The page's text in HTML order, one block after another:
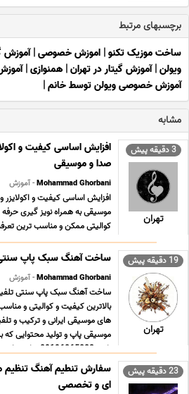
برچسبهای مرتبط
ساخت موزیک تکنو| اموزش خصوصی|آموزش
ویولن|آموزش گیتار در تهران| همنوازی|
آموزش خصوصی ویولن توسط خانم|
مشابه
3 دقیقه پیش
تهران
افزایش اساسی کیفیت و
صدا و موسیقی
Mohammad Ghorbani- آموزش
افزایش اساسی کیفیت و
موسیقی به همراه نویز گیری
های فعال همین خط تلگرام
ارتباط از طریق آیدی همه پیام
19 دقیقه پیش
تهران
ساخت آهنگ سبک پاپ سنتی
Mohammad Ghorbani- آموزش
ساخت آهنگ سبک پاپ سنتی
بالاترین کیفیت و کوالیتی و
های موسیقی ایرانی و ترکیب و
موسیقی پاپ و تولید محتوایی
باشد 09196065003 پیام رسان های فعال همین خط ... ...
23 دقیقه پیش
سفارش تنطیم آهنگ تنظیم
ای و تخصصی